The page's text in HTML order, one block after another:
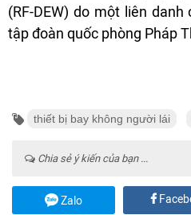
(RF-DEW) do một liên
tập đoàn quốc phòng Pháp
thiết bị bay không người lái
Chia sẻ ý kiến của bạn ...
Zalo